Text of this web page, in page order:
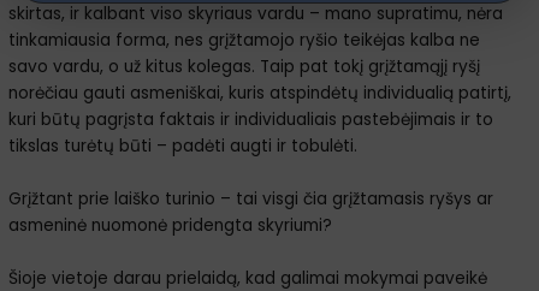
skirtas, ir kalbant viso skyriaus vardu – mano supratimu, nėra
tinkamiausia forma, nes grįžtamojo ryšio teikėjas kalba ne
savo vardu, o už kitus kolegas. Taip pat tokį grįžtamąjį ryšį
norėčiau gauti asmeniškai, kuris atspindėtų individualią patirtį,
kuri būtų pagrįsta faktais ir individualiais pastebėjimais ir to
tikslas turėtų būti – padėti augti ir tobulėti.
Grįžtant prie laiško turinio – tai visgi čia grįžtamasis ryšys ar
asmeninė nuomonė pridengta skyriumi?
Šioje vietoje darau prielaidą, kad galimai mokymai paveikė